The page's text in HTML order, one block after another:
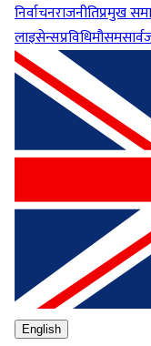
निर्वाचनराजनीतिप्रमुख
लाइसेन्सप्रविधिमौसम
English